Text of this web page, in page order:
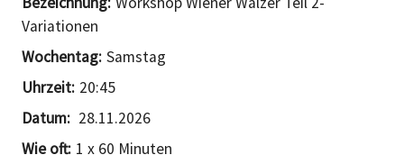
Variationen
Samstag
20:45
28.11.2026
1 x 60 Minuten